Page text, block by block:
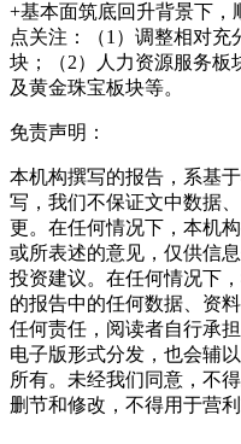
+基本面筑底回升背景下
点关注：（1）调整相对充
块；（2）人力资源服务板
及黄金珠宝板块等。
免责声明：
本机构撰写的报告，系基
写，我们不保证文中数据
更。在任何情况下，本机
或所表述的意见，仅供信
投资建议。在任何情况下
的报告中的任何数据、资
任何责任，阅读者自行承
电子版形式分发，也会辅
所有。未经我们同意，不
删节和修改，不得用于营